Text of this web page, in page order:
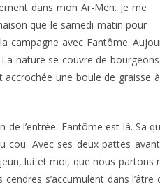
dans mon Ar-Men. Je me
que le samedi matin pour
avec Fantôme.
nature se couvre de
une boule de
l’entrée. Fantôme est là. Sa
cou. Avec ses deux pattes
lui et moi, que nous
s’accumulent dans l’âtre